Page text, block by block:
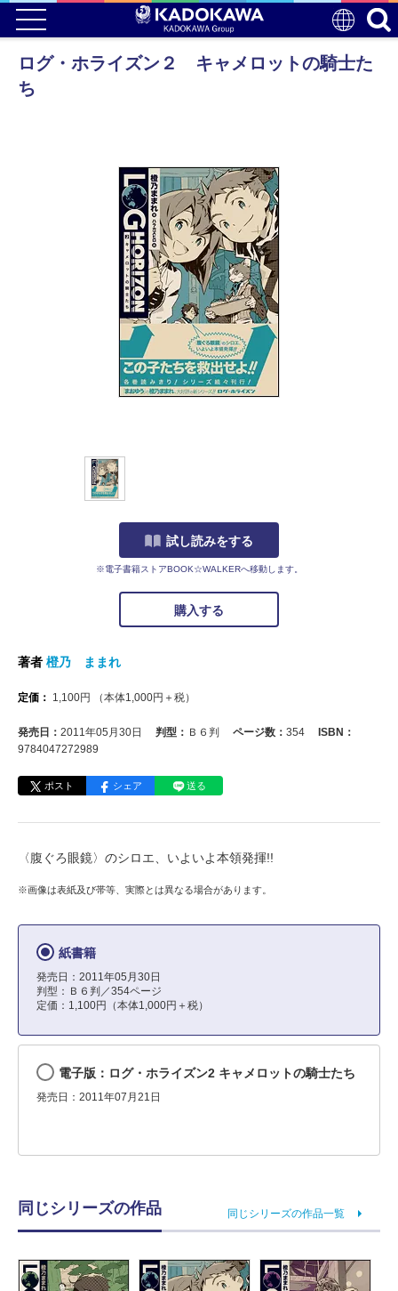
ログ・ホライズン２ キャメロットの騎士た
ち
試し読みをする
※電子書籍ストアBOOK☆WALKERへ移動します。
購入する
著者 橙乃 ままれ
定価： 1,100円 （本体1,000円＋税）
発売日： 2011年05月30日 判型： Ｂ６判 ページ数： 354
ISBN：
9784047272989
ポスト シェア 送る
〈腹ぐろ眼鏡〉のシロエ、いよいよ本領発揮!!
※画像は表紙及び帯等、実際とは異なる場合があります。
紙書籍
発売日：2011年05月30日
判型：Ｂ６判／354ページ
定価：1,100円（本体1,000円＋税）
電子版：ログ・ホライズン2 キャメロットの騎士たち
発売日：2011年07月21日
同じシリーズの作品 同じシリーズの作品一覧